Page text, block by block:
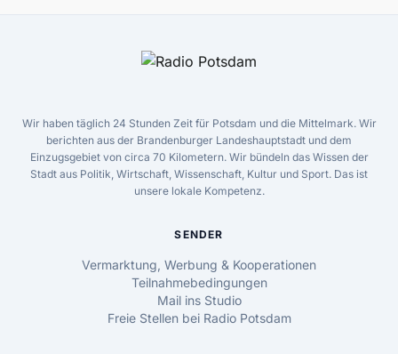
Wir haben täglich 24 Stunden Zeit für Potsdam und die Mittelmark. Wir
berichten aus der Brandenburger Landeshauptstadt und dem
Einzugsgebiet von circa 70 Kilometern. Wir bündeln das Wissen der
Stadt aus Politik, Wirtschaft, Wissenschaft, Kultur und Sport. Das ist
unsere lokale Kompetenz.
SENDER
Vermarktung, Werbung & Kooperationen
Teilnahmebedingungen
Mail ins Studio
Freie Stellen bei Radio Potsdam